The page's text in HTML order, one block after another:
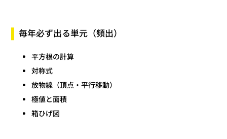
毎年必ず出る単元（頻出）
平方根の計算
対称式
放物線（頂点・平行移動）
極値と面積
箱ひげ図